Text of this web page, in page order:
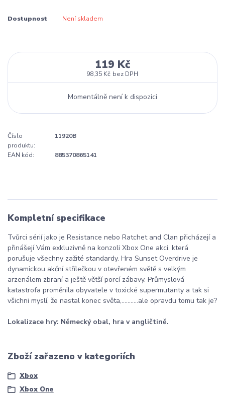
Dostupnost Není skladem
119 Kč
98,35 Kč bez DPH
Momentálně není k dispozici
Číslo
produktu:
11920B
EAN kód: 885370865141
Kompletní specifikace
Tvůrci sérií jako je Resistance nebo Ratchet and Clan přicházejí a
přinášejí Vám exkluzivně na konzoli Xbox One akci, která
porušuje všechny zažité standardy. Hra Sunset Overdrive je
dynamickou akční střílečkou v otevřeném světě s velkým
arzenálem zbraní a ještě větší porcí zábavy. Průmyslová
katastrofa proměnila obyvatele v toxické supermutanty a tak si
všichni myslí, že nastal konec světa,...........ale opravdu tomu tak je?
Lokalizace hry: Německý obal, hra v angličtině.
Zboží zařazeno v kategoriích
Xbox
Xbox One